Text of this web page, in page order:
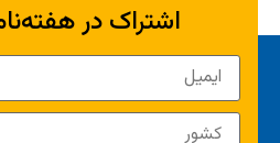
اشتراک در